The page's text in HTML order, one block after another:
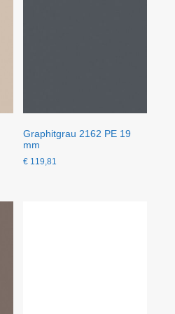
Graphitgrau 2162 PE 19
mm
€ 119,81